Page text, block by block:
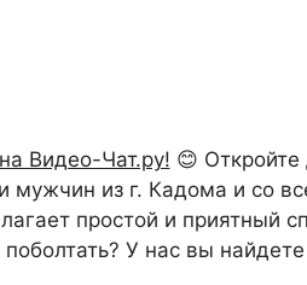
Видео-Чат.ру! 😊
из г. Кадома и со
простой и приятный
У нас вы